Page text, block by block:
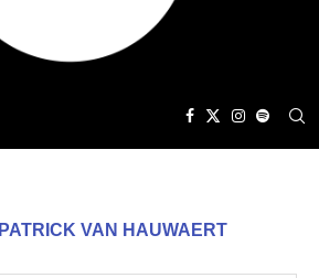
PATRICK VAN HAUWAERT